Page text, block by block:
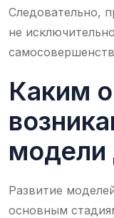
Следовательно,
не
Каким
модели
Развитие
основным